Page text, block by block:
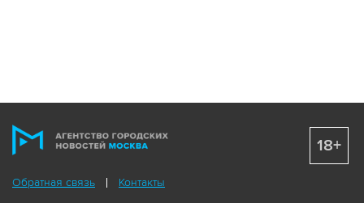
Обратная связь Контакты
18+